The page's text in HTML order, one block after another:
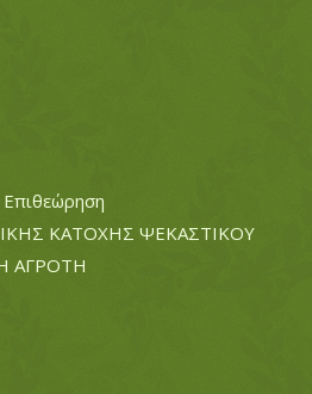
ΚΑΤΟΧΗΣ ΨΕΚΑΣΤΙΚΟΥ
ΑΓΡΟΤΗ